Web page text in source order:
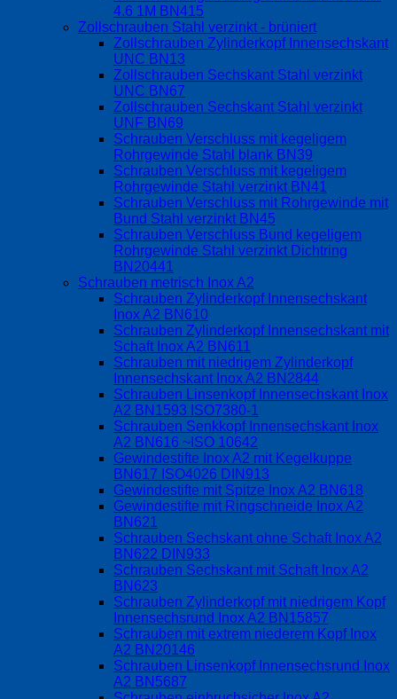
4.6 1M BN415
Zollschrauben Stahl verzinkt - brüniert
Zollschrauben Zylinderkopf Innensechskant
UNC BN13
Zollschrauben Sechskant Stahl verzinkt
UNC BN67
Zollschrauben Sechskant Stahl verzinkt
UNF BN69
Schrauben Verschluss mit kegeligem
Rohrgewinde Stahl blank BN39
Schrauben Verschluss mit kegeligem
Rohrgewinde Stahl verzinkt BN41
Schrauben Verschluss mit Rohrgewinde mit
Bund Stahl verzinkt BN45
Schrauben Verschluss Bund kegeligem
Rohrgewinde Stahl verzinkt Dichtring
BN20441
Schrauben metrisch Inox A2
Schrauben Zylinderkopf Innensechskant
Inox A2 BN610
Schrauben Zylinderkopf Innensechskant mit
Schaft Inox A2 BN611
Schrauben mit niedrigem Zylinderkopf
Innensechskant Inox A2 BN2844
Schrauben Linsenkopf Innensechskant Inox
A2 BN1593 ISO7380-1
Schrauben Senkkopf Innensechskant Inox
A2 BN616 ~ISO 10642
Gewindestifte Inox A2 mit Kegelkuppe
BN617 ISO4026 DIN913
Gewindestifte mit Spitze Inox A2 BN618
Gewindestifte mit Ringschneide Inox A2
BN621
Schrauben Sechskant ohne Schaft Inox A2
BN622 DIN933
Schrauben Sechskant mit Schaft Inox A2
BN623
Schrauben Zylinderkopf mit niedrigem Kopf
Innensechsrund Inox A2 BN15857
Schrauben mit extrem niederem Kopf Inox
A2 BN20146
Schrauben Linsenkopf Innensechsrund Inox
A2 BN5687